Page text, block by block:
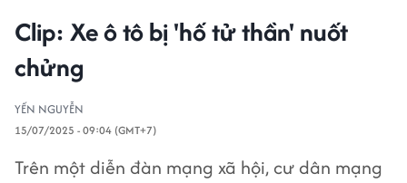
Clip: Xe ô tô bị 'hố tử thần' nuốt
chửng
YẾN NGUYỄN
15/07/2025 - 09:04 (GMT+7)
Trên một diễn đàn mạng xã hội, cư dân mạng